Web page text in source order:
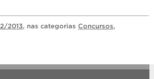
2013, nas categorias Concursos,